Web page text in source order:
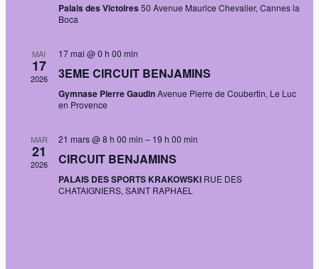
Palais des Victoires50 Avenue Maurice Chevalier, Cannes la
Boca
MAI
17
2026
17 mai @ 0 h 00 min
3EME CIRCUIT BENJAMINS
Gymnase Pierre GaudinAvenue Pierre de Coubertin, Le Luc
en Provence
MAR
21
2026
21 mars @ 8 h 00 min – 19 h 00 min
CIRCUIT BENJAMINS
PALAIS DES SPORTS KRAKOWSKI RUE DES
CHATAIGNIERS, SAINT RAPHAEL